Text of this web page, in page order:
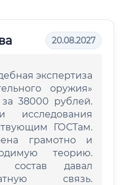
20.08.2027
экспертиза
оружия»
38000 рублей.
исследования
ГОСТам.
грамотно и
теорию.
состав давал
связь.